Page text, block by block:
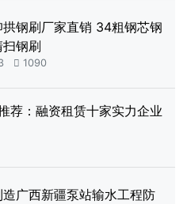
拱钢刷厂家直销 34粗钢芯钢
钢刷
 1090
荐：融资租赁十家实力企业
造广西新疆泵站输水工程防